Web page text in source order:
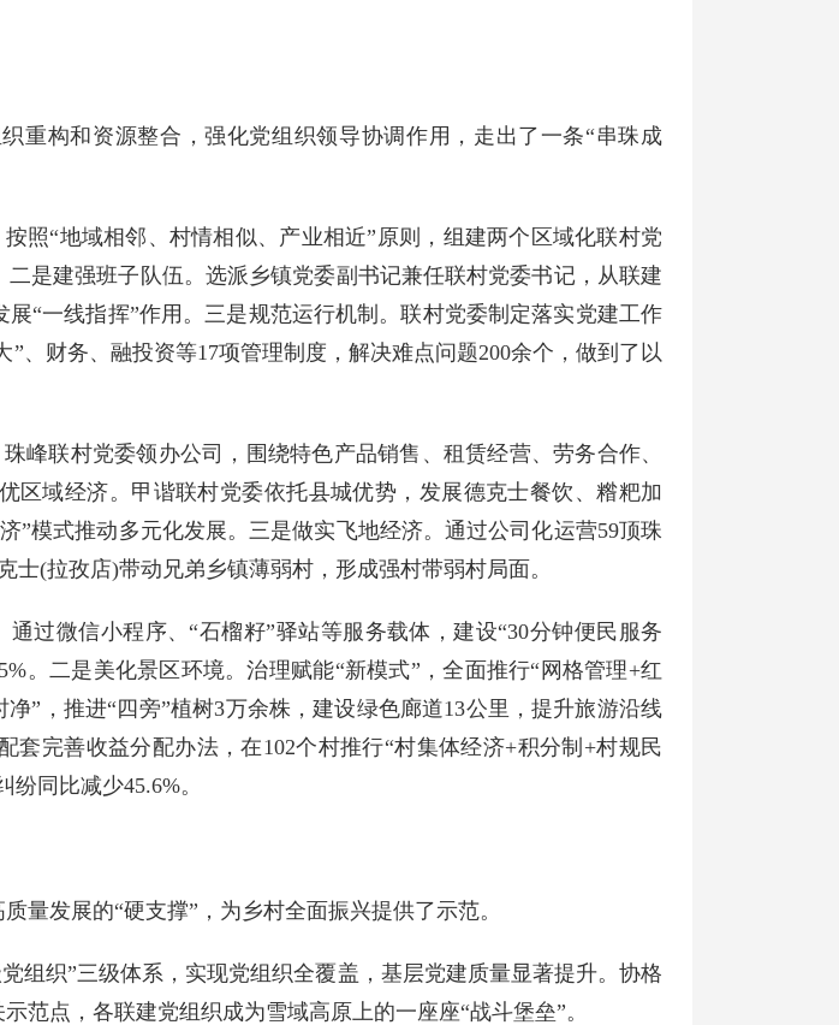
重构和资源整合，强化党组织领导协调作用，走出了一条“串珠成
照“地域相邻、村情相似、产业相近”原则，组建两个区域化联村党
是建强班子队伍。选派乡镇党委副书记兼任联村党委书记，从联建
“一线指挥”作用。三是规范运行机制。联村党委制定落实党建工作
、财务、融投资等17项管理制度，解决难点问题200余个，做到了以
峰联村党委领办公司，围绕特色产品销售、租赁经营、劳务合作、
域经济。甲谐联村党委依托县城优势，发展德克士餐饮、糌粑加
”模式推动多元化发展。三是做实飞地经济。通过公司化运营59顶珠
(拉孜店)带动兄弟乡镇薄弱村，形成强村带弱村局面。
过微信小程序、“石榴籽”驿站等服务载体，建设“30分钟便民服务
。二是美化景区环境。治理赋能“新模式”，全面推行“网格管理+红
”，推进“四旁”植树3万余株，建设绿色廊道13公里，提升旅游沿线
完善收益分配办法，在102个村推行“村集体经济+积分制+村规民
同比减少45.6%。
量发展的“硬支撑”，为乡村全面振兴提供了示范。
组织”三级体系，实现党组织全覆盖，基层党建质量显著提升。协格
范点，各联建党组织成为雪域高原上的一座座“战斗堡垒”。